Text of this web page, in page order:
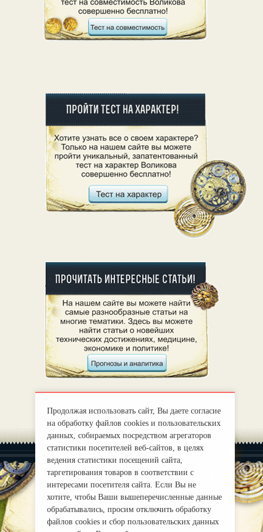
О нас
Правила
mirprognoz@mail.ru
Продолжая использовать сайт, Вы даете согласие
на обработку файлов cookies и пользовательских
данных, собираемых посредством агрегаторов
статистики посетителей веб-сайтов, в целях
ведения статистики посещений сайта,
таргетирования товаров в соответствии с
интересами посетителя сайта. Если Вы не
хотите, чтобы Ваши вышеперечисленные данные
обрабатывались, просим отключить обработку
файлов cookies и сбор пользовательских данных